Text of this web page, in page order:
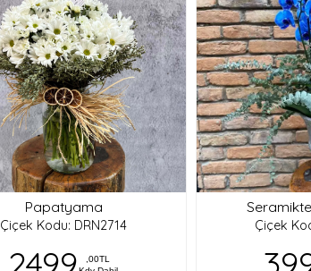
Papatyama
Çiçek Kodu: DRN2714
,00TL
Çiçek